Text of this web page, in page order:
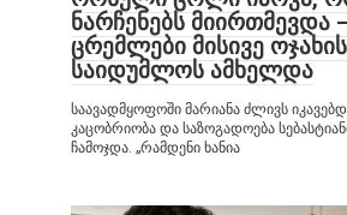
ნარჩენებს მიირთმევდა
ცრემლები მისივე ოჯახის
საიდუმლოს ამხელდა
საავადმყოფოში მარიანა ძლივს
კაცობრიობა და საზოგადოება
ჩამოჯდა. „რამდენი ხანია